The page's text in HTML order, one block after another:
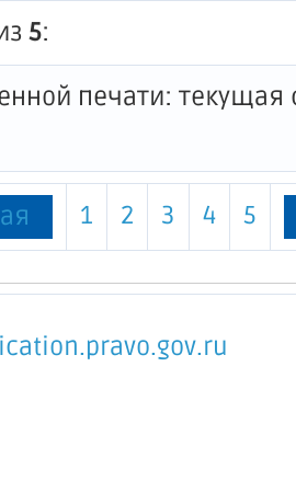
5:
1 2 3 4 5